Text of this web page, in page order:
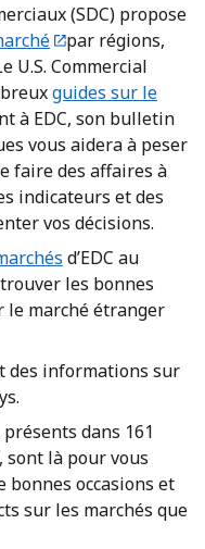
(SDC) propose
par régions,
U.S. Commercial
guides sur le
à EDC, son bulletin
vous aidera à peser
faire des affaires à
indicateurs et des
vos décisions.
d’EDC au
les bonnes
le marché étranger
des informations sur
présents dans 161
sont là pour vous
bonnes occasions et
sur les marchés que